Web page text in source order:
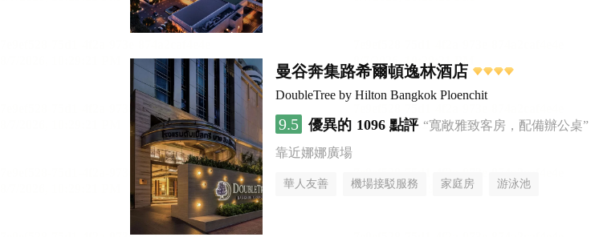
曼谷奔集路希爾頓逸林酒店
DoubleTree by Hilton Bangkok Ploenchit
9.5 優異的 1096 點評 “寬敞雅致客房，配備辦公桌”
靠近娜娜廣場
華人友善 機場接駁服務 家庭房 游泳池